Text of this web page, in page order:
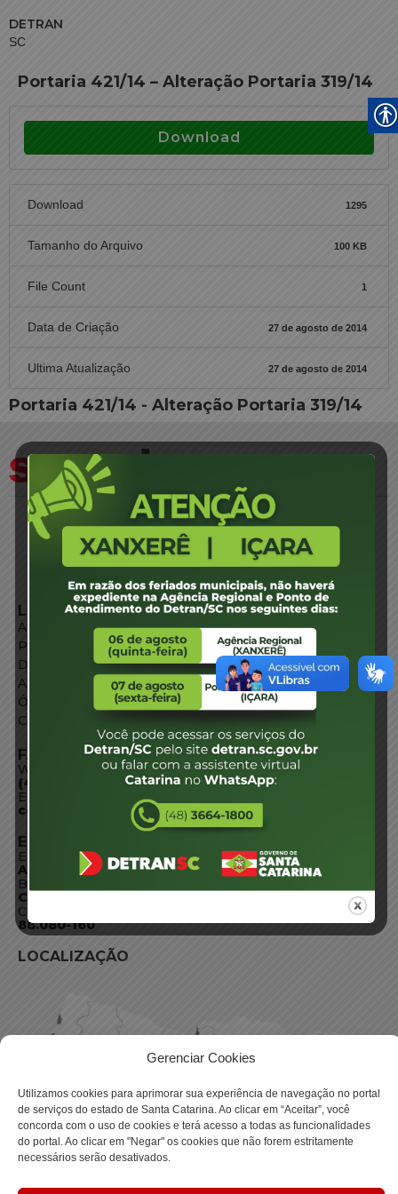
Gerenciar Cookies
Utilizamos cookies para aprimorar sua experiência de navegação no portal
de serviços do estado de Santa Catarina. Ao clicar em “Aceitar”, você
concorda com o uso de cookies e terá acesso a todas as funcionalidades
do portal. Ao clicar em "Negar" os cookies que não forem estritamente
necessários serão desativados.
DETRAN
SC
Portaria 421/14 – Alteração Portaria 319/14
Download
Download 1295
Tamanho do Arquivo 100 KB
File Count 1
Data de Criação 27 de agosto de 2014
Ultima Atualização 27 de agosto de 2014
Portaria 421/14 - Alteração Portaria 319/14
LINKS EXTERNOS
Agência de Notícias
Portal de Serviços
Diário Oficial
Acesso à Informação
Órgãos do Governo
Conheça SC
FALE CONOSCO
WhatsApp:
(48) 3664-1800
E-mail:
centraldeinformacoes@detran.sc.gov.br
ENDEREÇO
Endereço:
Av. Almirante Tamandaré - 480
Bairro:
Coqueiros, Florianópolis SC
CEP:
88.080-160
LOCALIZAÇÃO